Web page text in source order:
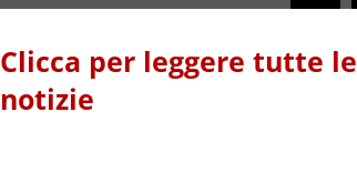
Clicca per leggere tutte le
notizie